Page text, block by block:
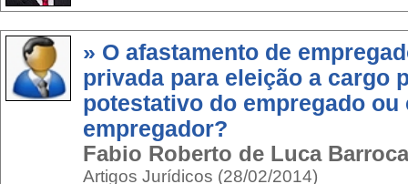
» O afastamento de
privada para eleição a cargo
potestativo do empregado
empregador?
Fabio Roberto de Luca Barroca
Artigos Jurídicos (28/02/2014)